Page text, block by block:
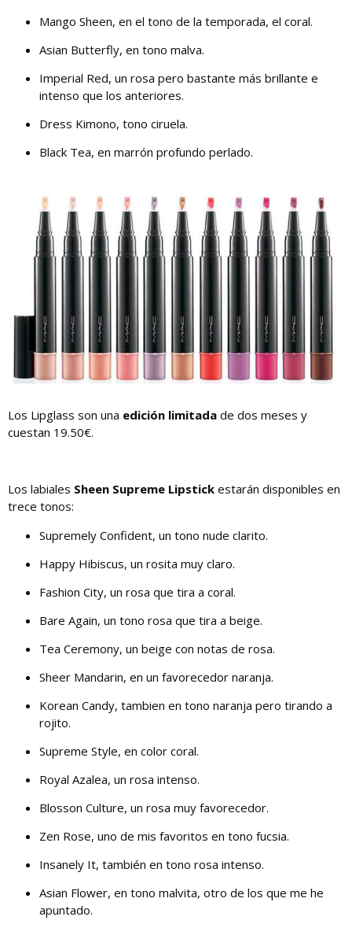
Mango Sheen, en el tono de la temporada, el coral.
Asian Butterfly, en tono malva.
Imperial Red, un rosa pero bastante más brillante e
intenso que los anteriores.
Dress Kimono, tono ciruela.
Black Tea, en marrón profundo perlado.
Los Lipglass son una edición limitada de dos meses y
cuestan 19.50€.
Los labiales Sheen Supreme Lipstick estarán disponibles en
trece tonos:
Supremely Confident, un tono nude clarito.
Happy Hibiscus, un rosita muy claro.
Fashion City, un rosa que tira a coral.
Bare Again, un tono rosa que tira a beige.
Tea Ceremony, un beige con notas de rosa.
Sheer Mandarin, en un favorecedor naranja.
Korean Candy, tambien en tono naranja pero tirando a
rojito.
Supreme Style, en color coral.
Royal Azalea, un rosa intenso.
Blosson Culture, un rosa muy favorecedor.
Zen Rose, uno de mis favoritos en tono fucsia.
Insanely It, también en tono rosa intenso.
Asian Flower, en tono malvita, otro de los que me he
apuntado.